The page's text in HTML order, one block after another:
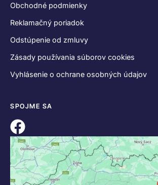
Obchodné podmienky
Reklamačný poriadok
Odstúpenie od zmluvy
Zásady používania súborov cookies
Vyhlásenie o ochrane osobných údajov
SPOJME SA